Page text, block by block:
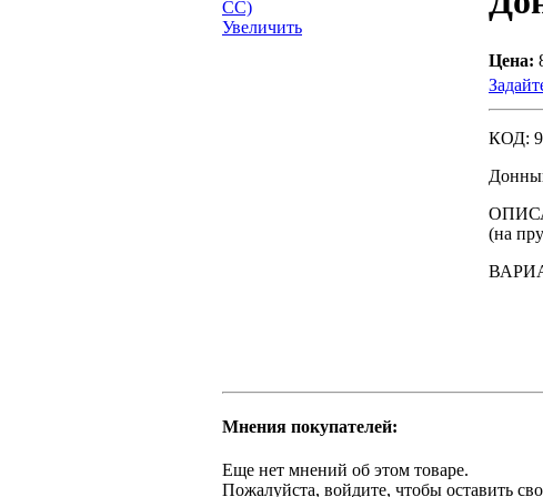
Увеличить
Цена:
КОД:
(на
Мнения покупателей:
Еще нет мнений об этом товаре.
Пожалуйста, войдите, чтобы оставить